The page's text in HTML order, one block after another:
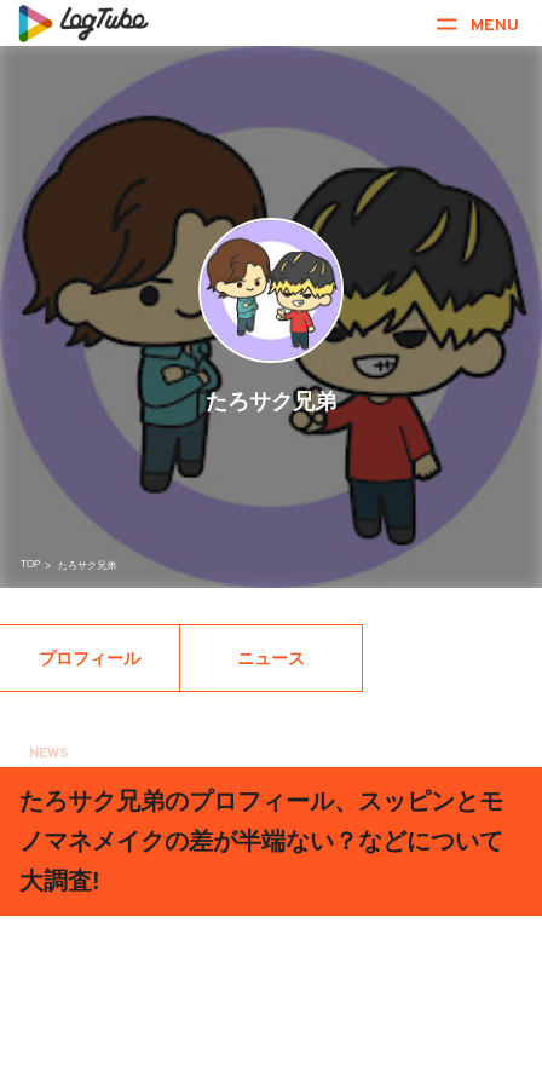
MENU
たろサク兄弟
TOP > たろサク兄弟
プロフィール ニュース
NEWS
たろサク兄弟のプロフィール、スッピンとモ
ノマネメイクの差が半端ない？などについて
大調査!